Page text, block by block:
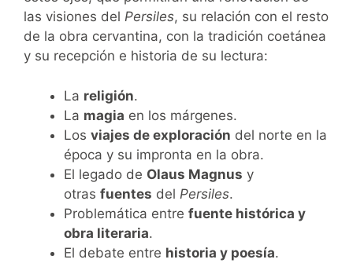
las visiones del Persiles, su relación con el resto
de la obra cervantina, con la tradición coetánea
y su recepción e historia de su lectura:
La religión.
La magia en los márgenes.
Los viajes de exploración del norte en la
época y su impronta en la obra.
El legado de Olaus Magnus y
otras fuentes del Persiles.
Problemática entre fuente histórica y
obra literaria.
El debate entre historia y poesía.